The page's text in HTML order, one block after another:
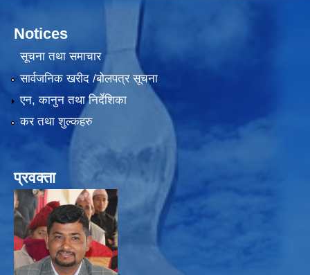
Notices
सूचना तथा समाचार
सार्वजनिक खरीद /बोलपत्र सूचना
एन, कानुन तथा निर्देशिका
कर तथा शुल्कहरु
प्रवक्ता